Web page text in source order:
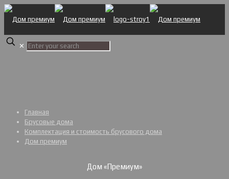
✕
Главная
Брусовые дома
Комплектация и стоимость брусового дома
Дом премиум
Дом «Премиум»